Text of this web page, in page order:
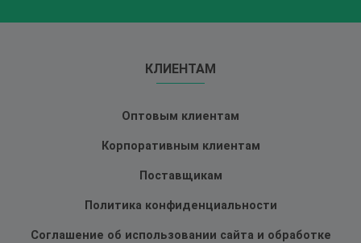
КЛИЕНТАМ
Оптовым клиентам
Корпоративным клиентам
Поставщикам
Политика конфиденциальности
Соглашение об использовании сайта и обработке